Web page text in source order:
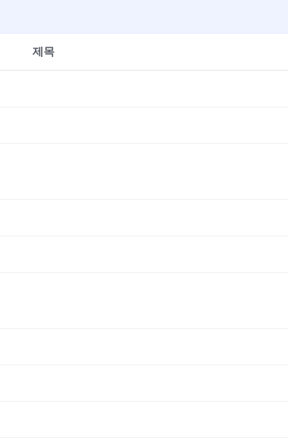
제목